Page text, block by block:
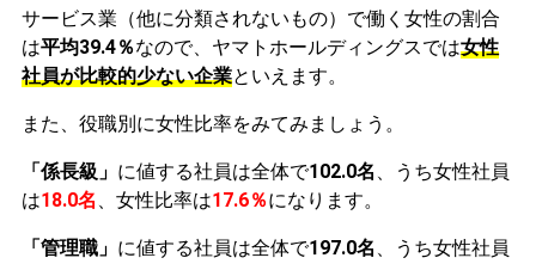
サービス業（他に分類されないもの）で働く女性の割合
は平均39.4％なので、ヤマトホールディングスでは女性
社員が比較的少ない企業といえます。
また、役職別に女性比率をみてみましょう。
「係長級」 に値する社員は全体で102.0名 、うち女性社員
は18.0名 、女性比率は17.6％になります。
「管理職」 に値する社員は全体で197.0名 、うち女性社員